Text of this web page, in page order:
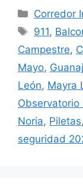
Corredor
Etiquetas
911,
Campestre,
Mayo,
León, Mayra
Observatorio
Noria, Piletas,
seguridad